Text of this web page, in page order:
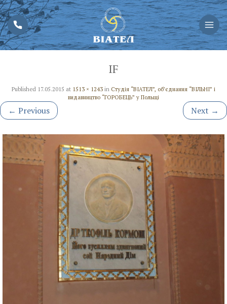
IF
Published 17.05.2015 at 1513 × 1243 in Студія “ВІАТЕЛ”, об’єднання “ВІЛЬНІ” і
видавництво “ГОРОБЕЦЬ” у Польщі
← Previous Next →